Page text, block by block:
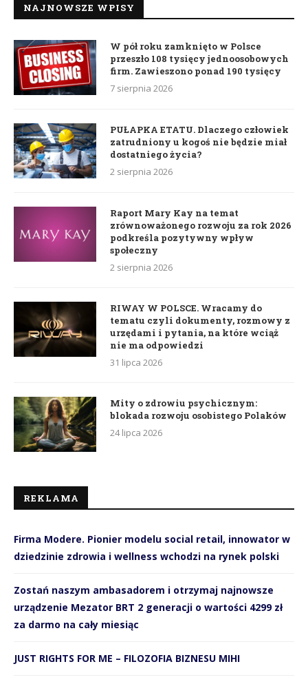
NAJNOWSZE WPISY
W pół roku zamknięto w Polsce
przeszło 108 tysięcy jednoosobowych
firm. Zawieszono ponad 190 tysięcy
7 sierpnia 2026
PUŁAPKA ETATU. Dlaczego człowiek
zatrudniony u kogoś nie będzie miał
dostatniego życia?
2 sierpnia 2026
Raport Mary Kay na temat
zrównoważonego rozwoju za rok 2026
podkreśla pozytywny wpływ
społeczny
2 sierpnia 2026
RIWAY W POLSCE. Wracamy do
tematu czyli dokumenty, rozmowy z
urzędami i pytania, na które wciąż
nie ma odpowiedzi
31 lipca 2026
Mity o zdrowiu psychicznym:
blokada rozwoju osobistego Polaków
24 lipca 2026
REKLAMA
Firma Modere. Pionier modelu social retail, innowator w
dziedzinie zdrowia i wellness wchodzi na rynek polski
Zostań naszym ambasadorem i otrzymaj najnowsze
urządzenie Mezator BRT 2 generacji o wartości 4299 zł
za darmo na cały miesiąc
JUST RIGHTS FOR ME – FILOZOFIA BIZNESU MIHI